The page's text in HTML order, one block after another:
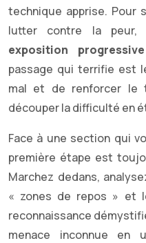
technique apprise. Pour
lutter contre la peur,
exposition
passage qui terrifie est
mal et de renforcer le
découper la difficulté en
Face à une section qui
première étape est
Marchez dedans,
« zones de repos » et
reconnaissance
menace inconnue en